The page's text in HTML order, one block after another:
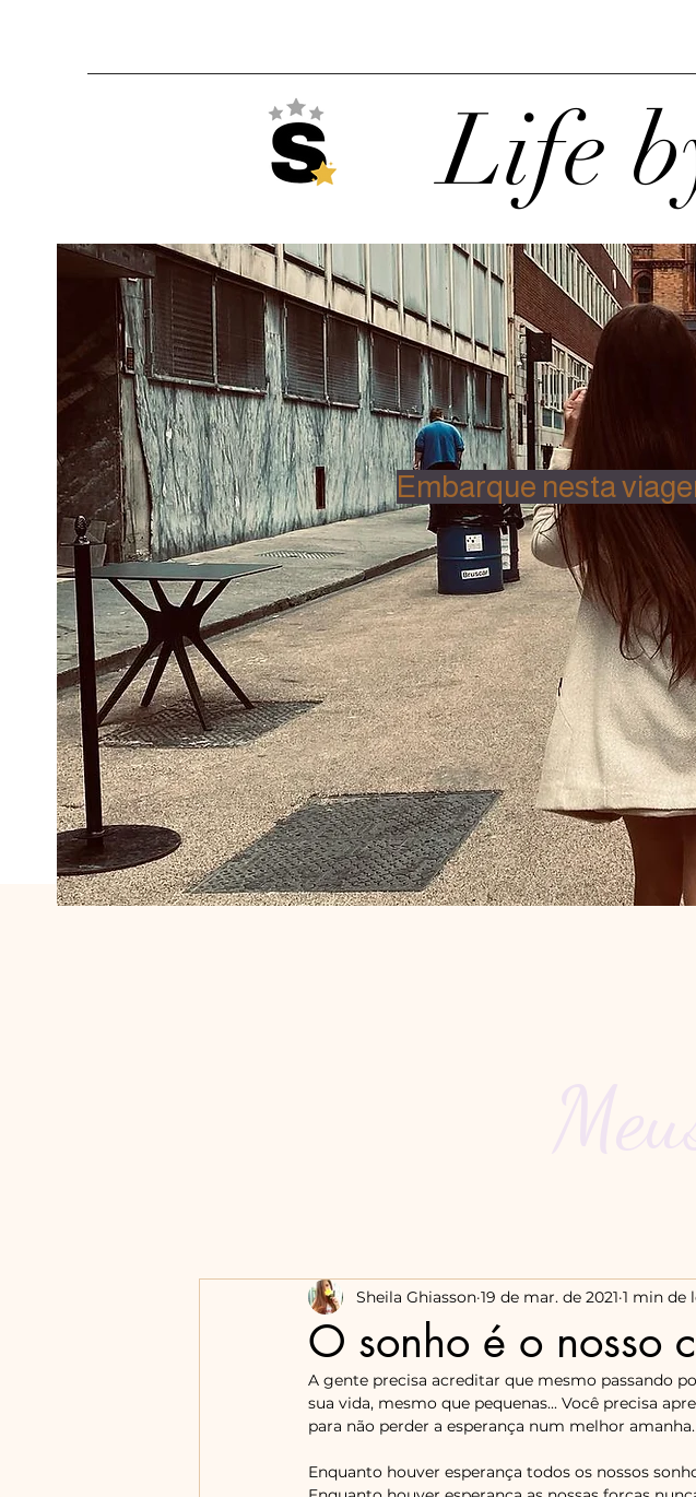
Life
Embarque nesta
O sonho é o nosso
Sheila Ghiasson 19 de mar. de 2021 1 min de
A gente precisa acreditar que mesmo passando
sua vida, mesmo que pequenas... Você precisa
para não perder a esperança num melhor amanha.
Enquanto houver esperança todos os nossos